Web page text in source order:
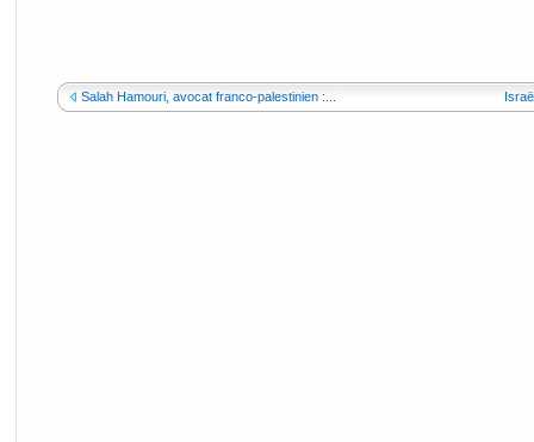
Salah Hamouri, avocat franco-palestinien :...